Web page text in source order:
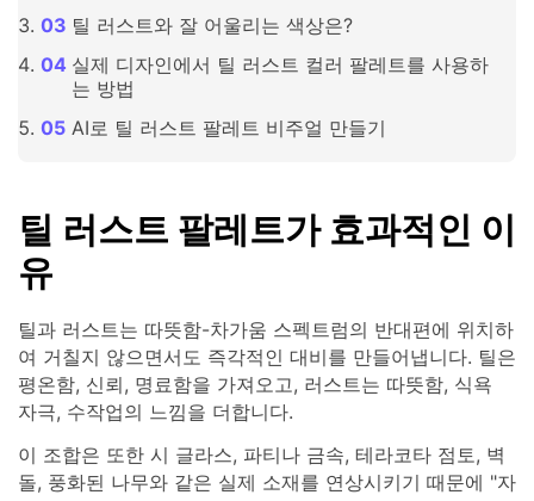
틸 러스트와 잘 어울리는 색상은?
실제 디자인에서 틸 러스트 컬러 팔레트를 사용하
는 방법
AI로 틸 러스트 팔레트 비주얼 만들기
틸 러스트 팔레트가 효과적인 이
유
틸과 러스트는 따뜻함-차가움 스펙트럼의 반대편에 위치하
여 거칠지 않으면서도 즉각적인 대비를 만들어냅니다. 틸은
평온함, 신뢰, 명료함을 가져오고, 러스트는 따뜻함, 식욕
자극, 수작업의 느낌을 더합니다.
이 조합은 또한 시 글라스, 파티나 금속, 테라코타 점토, 벽
돌, 풍화된 나무와 같은 실제 소재를 연상시키기 때문에 "자